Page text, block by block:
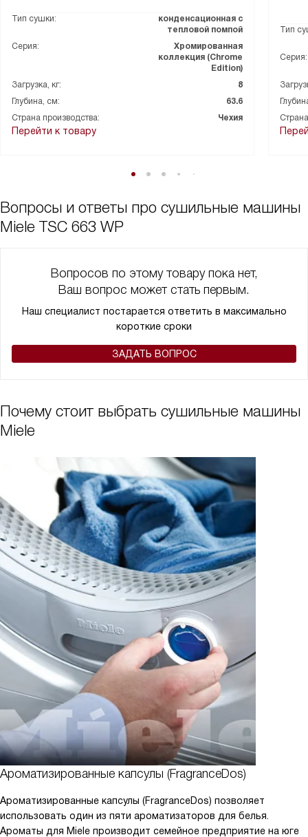
Тип сушки:
конденсационная с
тепловой помпой
Серия:
Хромированная
коллекция (Chrome
Edition)
Загрузка, кг:
8
Глубина, см:
63.6
Страна производства:
Чехия
Перейти к товару
Тип
Серия:
Вопросы и ответы про сушильные машины
Miele TSC 663 WP
Вопросов по этому товару пока нет,
Ваш вопрос может стать первым.
Наш специалист постарается ответить в максимально
короткие сроки
ЗАДАТЬ ВОПРОС
Почему стоит выбрать сушильные машины
Miele
Ароматизированные капсулы (FragranceDos)
Ароматизированные капсулы (FragranceDos) позволяет
использовать один из пяти ароматизаторов для белья.
Ароматы для Miele производит семейное предприятие на юге